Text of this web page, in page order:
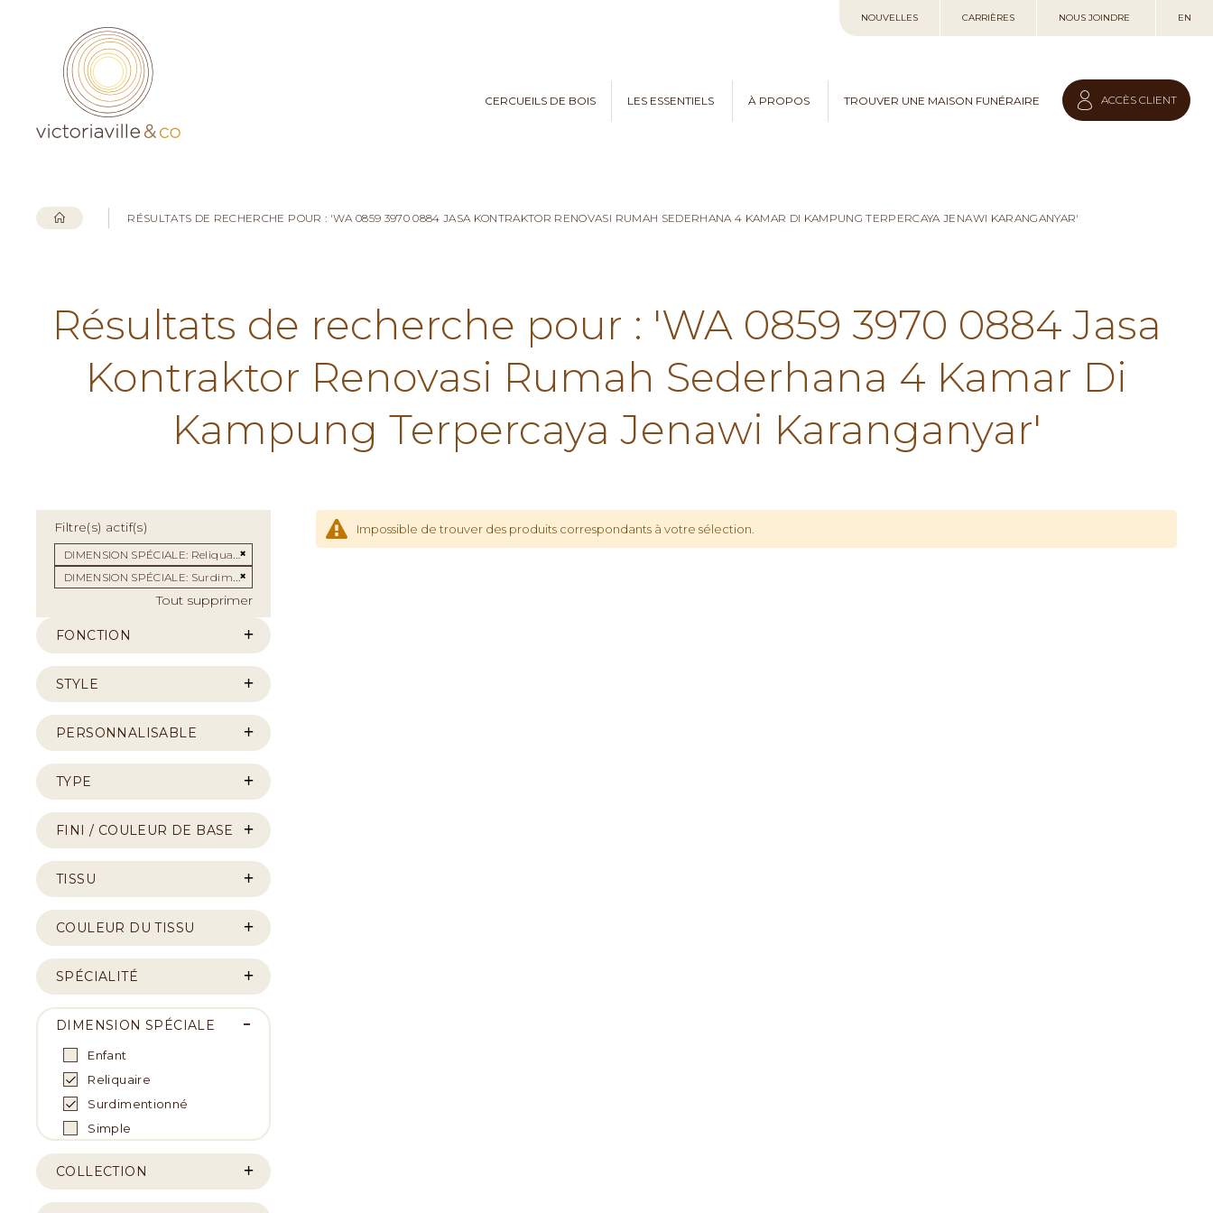
au
NOUVELLES CARRIÈRES NOUS JOINDRE EN
CERCUEILS DE BOIS LES ESSENTIELS À PROPOS TROUVER UNE MAISON FUNÉRAIRE ACCÈS CLIENT
RÉSULTATS DE RECHERCHE POUR : 'WA 0859 3970 0884 JASA KONTRAKTOR RENOVASI RUMAH SEDERHANA 4 KAMAR DI KAMPUNG TERPERCAYA JENAWI KARANGANYAR'
Résultats de recherche pour : 'WA 0859 3970 0884 Jasa
Kontraktor Renovasi Rumah Sederhana 4 Kamar Di
Kampung Terpercaya Jenawi Karanganyar'
Impossible de trouver des produits correspondants à votre sélection.
Filtre(s) actif(s)
DIMENSION SPÉCIALE Reliquaire
Supprimer cet Élément
DIMENSION SPÉCIALE Surdimentionné
Tout supprimer
FONCTION
STYLE
PERSONNALISABLE
TYPE
FINI / COULEUR DE BASE
TISSU
COULEUR DU TISSU
SPÉCIALITÉ
DIMENSION SPÉCIALE
Enfant
Reliquaire
Surdimentionné
Simple
COLLECTION